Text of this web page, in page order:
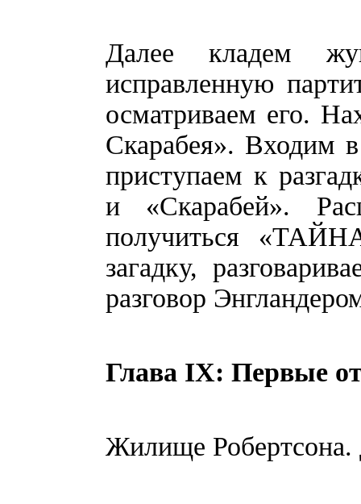
Далее кладем
исправленную
осматриваем его.
Скарабея». Входим
приступаем к
и «Скарабей».
получиться
загадку,
разговор
Глава IX: Первые
Жилище Робертсона.